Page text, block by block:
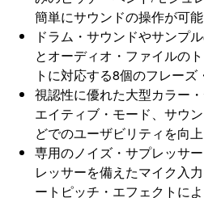
簡単にサウンドの操作が可能
ドラム・サウンドやサンプ
とオーディオ・ファイルの
トに対応する8個のフレー
視認性に優れた大型カラー
エイティブ・モード、サウ
どでのユーザビリティを向上
専用のノイズ・サプレッサ
レッサーを備えたマイク入
ートピッチ・エフェクトに